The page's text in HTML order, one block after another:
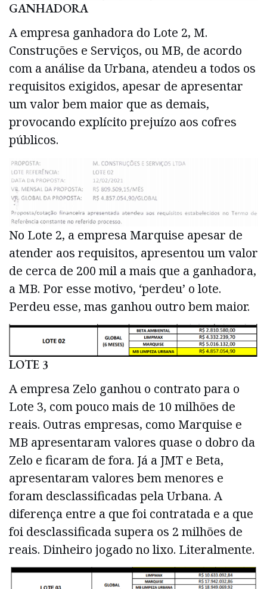
GANHADORA
A empresa ganhadora do Lote 2, M.
Construções e Serviços, ou MB, de acordo
com a análise da Urbana, atendeu a todos os
requisitos exigidos, apesar de apresentar
um valor bem maior que as demais,
provocando explícito prejuízo aos cofres
públicos.
No Lote 2, a empresa Marquise apesar de
atender aos requisitos, apresentou um valor
de cerca de 200 mil a mais que a ganhadora,
a MB. Por esse motivo, ‘perdeu’ o lote.
Perdeu esse, mas ganhou outro bem maior.
LOTE 3
A empresa Zelo ganhou o contrato para o
Lote 3, com pouco mais de 10 milhões de
reais. Outras empresas, como Marquise e
MB apresentaram valores quase o dobro da
Zelo e ficaram de fora. Já a JMT e Beta,
apresentaram valores bem menores e
foram desclassificadas pela Urbana. A
diferença entre a que foi contratada e a que
foi desclassificada supera os 2 milhões de
reais. Dinheiro jogado no lixo. Literalmente.